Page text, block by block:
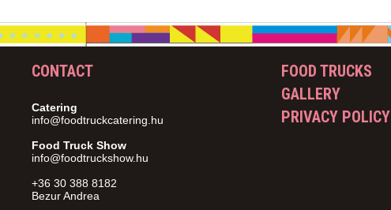
CONTACT
Catering
info@foodtruckcatering.hu
Food Truck Show
info@foodtruckshow.hu
+36 30 388 8182
Bezur Andrea
FOOD TRUCKS
GALLERY
PRIVACY POLICY